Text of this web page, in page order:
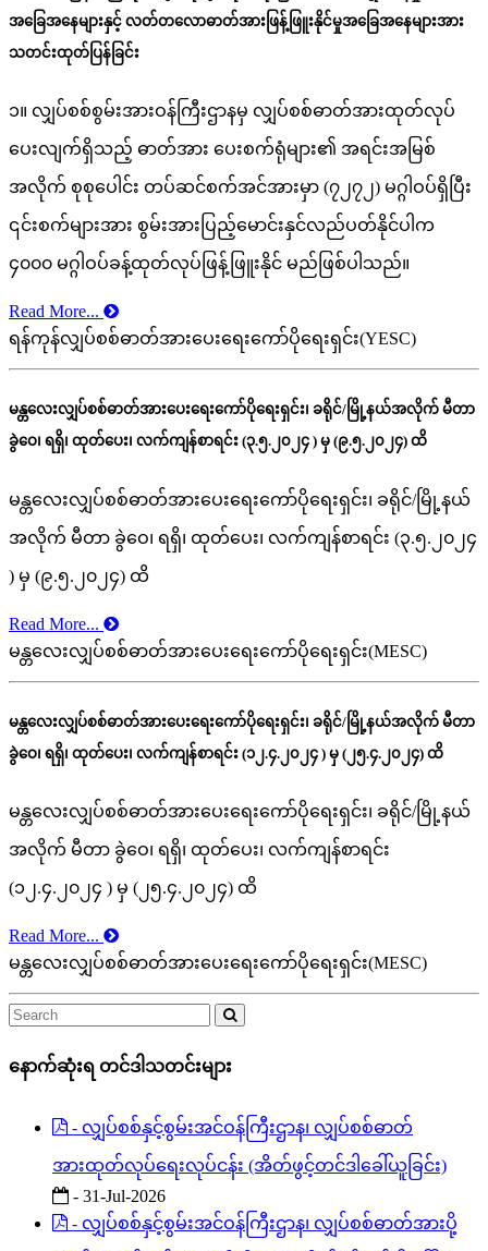
အခြေအနေများနှင့် လတ်တလောဓာတ်အားဖြန့်ဖြူးနိုင်မှုအခြေအနေများအား
သတင်းထုတ်ပြန်ခြင်း
၁။ လျှပ်စစ်စွမ်းအားဝန်ကြီးဌာနမှ လျှပ်စစ်ဓာတ်အားထုတ်လုပ်
ပေးလျက်ရှိသည့် ဓာတ်အား ပေးစက်ရုံများ၏ အရင်းအမြစ်
အလိုက် စုစုပေါင်း တပ်ဆင်စက်အင်အားမှာ (၇၂၇၂) မဂ္ဂါဝပ်ရှိပြီး
၎င်းစက်များအား စွမ်းအားပြည့်မောင်းနှင်လည်ပတ်နိုင်ပါက
၄၀၀၀ မဂ္ဂါဝပ်ခန့်ထုတ်လုပ်ဖြန့်ဖြူးနိုင် မည်ဖြစ်ပါသည်။
Read More...
ရန်ကုန်လျှပ်စစ်ဓာတ်အားပေးရေးကော်ပိုရေးရှင်း(YESC)
မန္တလေးလျှပ်စစ်ဓာတ်အားပေးရေးကော်ပိုရေးရှင်း၊ ခရိုင်/မြို့နယ်အလိုက် မီတာ
ခွဲဝေ၊ ရရှိ၊ ထုတ်ပေး၊ လက်ကျန်စာရင်း (၃.၅.၂၀၂၄ ) မှ (၉.၅.၂၀၂၄) ထိ
မန္တလေးလျှပ်စစ်ဓာတ်အားပေးရေးကော်ပိုရေးရှင်း၊ ခရိုင်/မြို့နယ်
အလိုက် မီတာ ခွဲဝေ၊ ရရှိ၊ ထုတ်ပေး၊ လက်ကျန်စာရင်း (၃.၅.၂၀၂၄
) မှ (၉.၅.၂၀၂၄) ထိ
Read More...
မန္တလေးလျှပ်စစ်ဓာတ်အားပေးရေးကော်ပိုရေးရှင်း(MESC)
မန္တလေးလျှပ်စစ်ဓာတ်အားပေးရေးကော်ပိုရေးရှင်း၊ ခရိုင်/မြို့နယ်အလိုက် မီတာ
ခွဲဝေ၊ ရရှိ၊ ထုတ်ပေး၊ လက်ကျန်စာရင်း (၁၂.၄.၂၀၂၄ ) မှ (၂၅.၄.၂၀၂၄) ထိ
မန္တလေးလျှပ်စစ်ဓာတ်အားပေးရေးကော်ပိုရေးရှင်း၊ ခရိုင်/မြို့နယ်
အလိုက် မီတာ ခွဲဝေ၊ ရရှိ၊ ထုတ်ပေး၊ လက်ကျန်စာရင်း
(၁၂.၄.၂၀၂၄ ) မှ (၂၅.၄.၂၀၂၄) ထိ
Read More...
မန္တလေးလျှပ်စစ်ဓာတ်အားပေးရေးကော်ပိုရေးရှင်း(MESC)
နောက်ဆုံးရ တင်ဒါသတင်းများ
- လျှပ်စစ်နှင့်စွမ်းအင်ဝန်ကြီးဌာန၊ လျှပ်စစ်ဓာတ်
အားထုတ်လုပ်ရေးလုပ်ငန်း (အိတ်ဖွင့်တင်ဒါခေါ်ယူခြင်း)
- 31-Jul-2026
- လျှပ်စစ်နှင့်စွမ်းအင်ဝန်ကြီးဌာန၊ လျှပ်စစ်ဓာတ်အားပို့